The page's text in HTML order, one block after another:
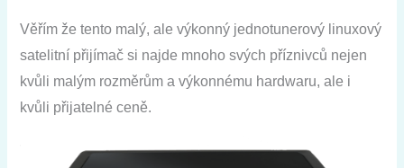
Věřím že tento malý, ale výkonný jednotunerový linuxový
satelitní přijímač si najde mnoho svých příznivců nejen
kvůli malým rozměrům a výkonnému hardwaru,ale i
kvůli přijatelné ceně.